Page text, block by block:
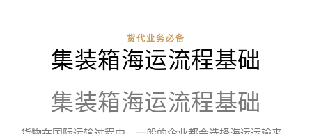
货代业务必备
集装箱海运流程基础
集装箱海运流程基础